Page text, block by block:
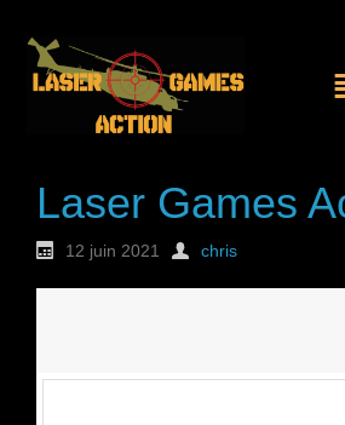
Laser Games
12 juin 2021 chris